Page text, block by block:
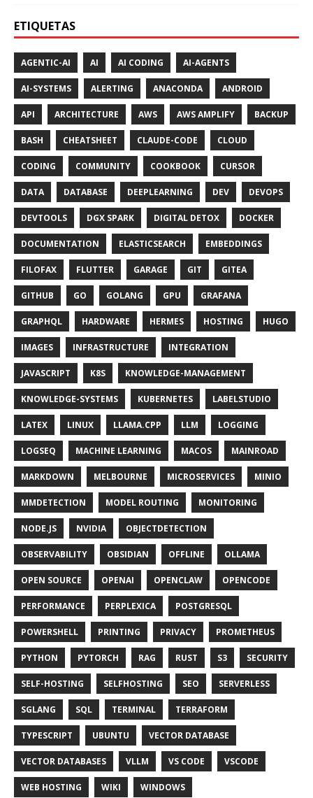
ETIQUETAS
AGENTIC-AI AI AI CODING AI-AGENTS
AI-SYSTEMS ALERTING ANACONDA ANDROID
API ARCHITECTURE AWS AWS AMPLIFY BACKUP
BASH CHEATSHEET CLAUDE-CODE CLOUD
CODING COMMUNITY COOKBOOK CURSOR
DATA DATABASE DEEPLEARNING DEV DEVOPS
DEVTOOLS DGX SPARK DIGITAL DETOX DOCKER
DOCUMENTATION ELASTICSEARCH EMBEDDINGS
FILOFAX FLUTTER GARAGE GIT GITEA
GITHUB GO GOLANG GPU GRAFANA
GRAPHQL HARDWARE HERMES HOSTING HUGO
IMAGES INFRASTRUCTURE INTEGRATION
JAVASCRIPT K8S KNOWLEDGE-MANAGEMENT
KNOWLEDGE-SYSTEMS KUBERNETES LABELSTUDIO
LATEX LINUX LLAMA.CPP LLM LOGGING
LOGSEQ MACHINE LEARNING MACOS MAINROAD
MARKDOWN MELBOURNE MICROSERVICES MINIO
MMDETECTION MODEL ROUTING MONITORING
NODE.JS NVIDIA OBJECTDETECTION
OBSERVABILITY OBSIDIAN OFFLINE OLLAMA
OPEN SOURCE OPENAI OPENCLAW OPENCODE
PERFORMANCE PERPLEXICA POSTGRESQL
POWERSHELL PRINTING PRIVACY PROMETHEUS
PYTHON PYTORCH RAG RUST S3 SECURITY
SELF-HOSTING SELFHOSTING SEO SERVERLESS
SGLANG SQL TERMINAL TERRAFORM
TYPESCRIPT UBUNTU VECTOR DATABASE
VECTOR DATABASES VLLM VS CODE VSCODE
WEB HOSTING WIKI WINDOWS